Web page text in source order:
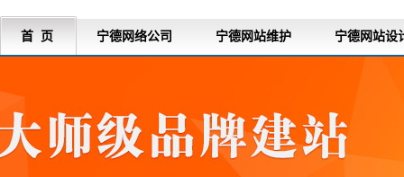
首 页 宁德网络公司 宁德网站维护 宁德网站设